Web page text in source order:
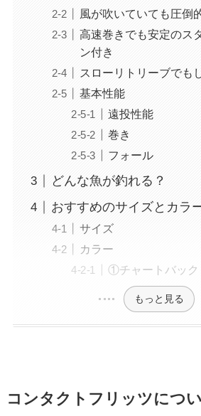
風が吹いていても圧倒
高速巻きでも安定のス
ン付き
スローリトリーブでも
基本性能
遠投性能
巻き
フォール
どんな魚が釣れる？
おすすめのサイズとカラ
サイズ
カラー
①チャートバック
もっと見る
コンタクトフリッツにつ